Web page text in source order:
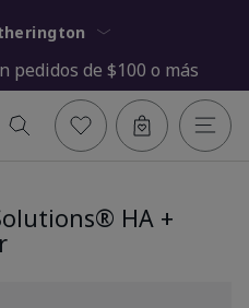
pedidos de $100 o más
HA +